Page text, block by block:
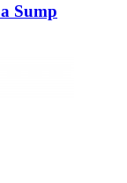
Sump